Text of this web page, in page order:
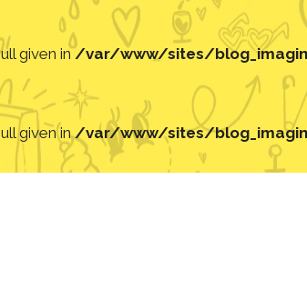
given in/var/www/sites/
given in/var/www/sites/